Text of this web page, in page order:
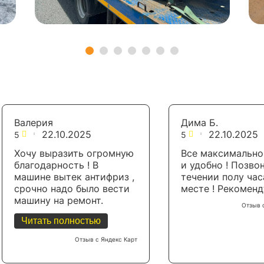
Дима Б.
22.10.2025
Все максимально быстро
и удобно ! Позвонил и в
течении полу часа уже на
месте ! Рекомендуют!
Отзыв с Яндекс Карт
Дмитрий Кисловский
22.10.2025
Качественная
погрузка и выгрузка,
четко
Отзыв с